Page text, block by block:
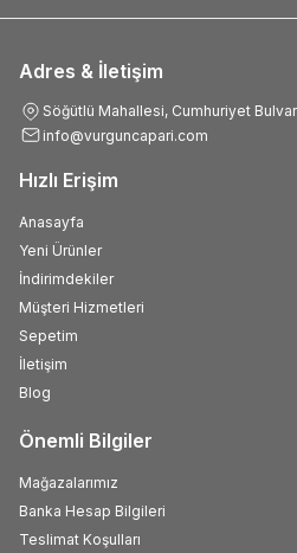
Adres & İletişim
Söğütlü Mahallesi, Cumhuriyet
info@vurguncapari.com
Hızlı Erişim
Anasayfa
Yeni Ürünler
İndirimdekiler
Müşteri Hizmetleri
Sepetim
İletişim
Blog
Önemli Bilgiler
Mağazalarımız
Banka Hesap Bilgileri
Teslimat Koşulları